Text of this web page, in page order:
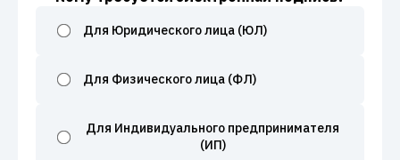
Для Юридического лица (ЮЛ)
Для Физического лица (ФЛ)
Для Индивидуального предпринимателя
(ИП)